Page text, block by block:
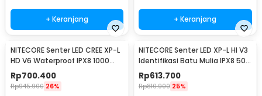
+ Keranjang + Keranjang
NITECORE Senter LED CREE XP-L
HD V6 Waterproof IPX8 1000
Lumens - MT21C
Rp700.400
Rp945.900 26%
NITECORE Senter LED XP-L HI V3
Identifikasi Batu Mulia IPX8 500
Lumens - GEM8
Rp613.700
Rp810.900 25%